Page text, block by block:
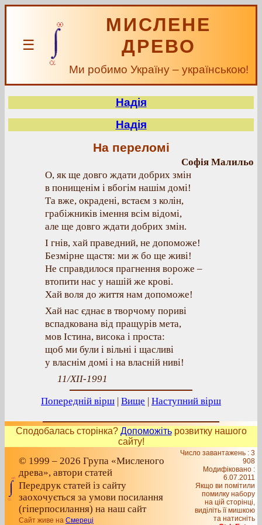
☰
МИСЛЕНЕ
ДРЕВО
Ми робимо Україну – українською!
Надія
Надія
На переломі
Софія Малильо
О, як ще довго ждати добрих змін
в понищенім і вбогім нашім домі!
Та вже, окрадені, встаєм з колін,
грабіжників імення всім відомі,
але ще довго ждати добрих змін.
І гнів, хай праведний, не допоможе!
Безмірне щастя: ми ж бо ще живі!
Не справдилося прагнення вороже –
втопити нас у нашій же крові.
Хай воля до життя нам допоможе!
Хай нас єднає в творчому пориві
вспадкована від пращурів мета,
мов Істина, висока і проста:
щоб ми були і вільні і щасливі
у власнім домі і на власній ниві!
11/XII-1991
Попередній вірш | Вище | Наступний вірш
Сподобалась сторінка? Допоможітьрозвитку нашого
сайту!
© 1999 – 2026 Група «Мисленого
древа», автори статей
Передрук статей із сайту
заохочується за умови посилання
(гіперпосилання) на наш сайт
Сайт живе на Смереці
Число завантажень : 3
908
Модифіковано :
6.07.2011
Якщо ви помітили
помилку набору
на цiй сторiнцi,
видiлiть її мишкою
та натисніть